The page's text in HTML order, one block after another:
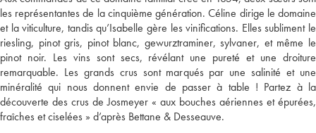
les représentantes de la cinquième génération. Céline dirige le domaine
et la viticulture, tandis qu’Isabelle gère les vinifications. Elles subliment le
riesling, pinot gris, pinot blanc, gewurztraminer, sylvaner, et même le
pinot noir. Les vins sont secs, révélant une pureté et une droiture
remarquable. Les grands crus sont marqués par une salinité et une
minéralité qui nous donnent envie de passer à table ! Partez à la
découverte des crus de Josmeyer « aux bouches aériennes et épurées,
fraîches et ciselées » d’après Bettane & Desseauve.